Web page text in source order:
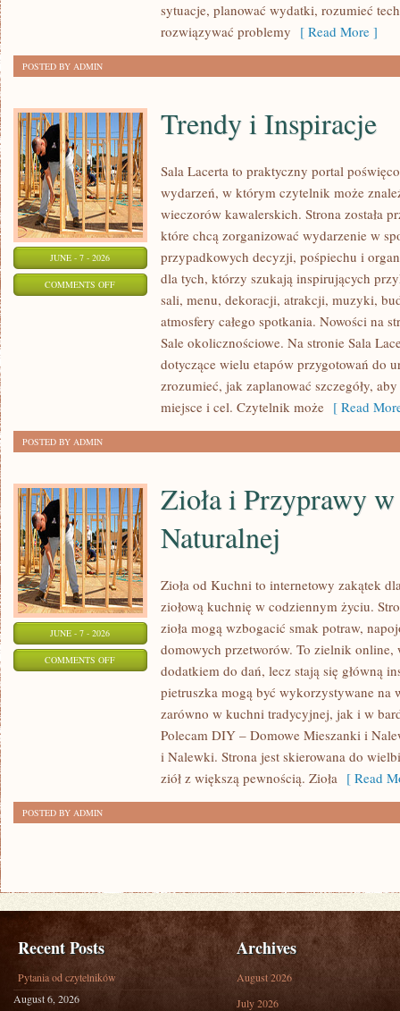
sytuacje, planować wydatki, rozumieć
rozwiązywać problemy [ Read More ]
POSTED BY ADMIN
JUNE - 7 - 2026
COMMENTS OFFON
INSPIRACJE
Trendy i Inspiracje
Sala Lacerta to praktyczny portal
wydarzeń, w którym czytelnik może
wieczorów kawalerskich. Strona została
które chcą zorganizować wydarzenie w
przypadkowych decyzji, pośpiechu i
dla tych, którzy szukają inspirujących
sali, menu, dekoracji, atrakcji, muzyki,
atmosfery całego spotkania. Nowości na
Sale okolicznościowe. Na stronie Sala
dotyczące wielu etapów przygotowań do
zrozumieć, jak zaplanować szczegóły,
miejsce i cel. Czytelnik może [ Read
POSTED BY ADMIN
JUNE - 7 - 2026
COMMENTS OFFON
Zioła i Przyprawy
Naturalnej
Zioła od Kuchni to internetowy zakątek
ziołową kuchnię w codziennym życiu.
zioła mogą wzbogacić smak potraw,
domowych przetworów. To zielnik online,
dodatkiem do dań, lecz stają się główną
pietruszka mogą być wykorzystywane na
zarówno w kuchni tradycyjnej, jak i w
Polecam DIY – Domowe Mieszanki i
i Nalewki. Strona jest skierowana do
ziół z większą pewnością. Zioła [ Read
POSTED BY ADMIN
Recent Posts
Pytania od czytelników
August 6, 2026
Archives
August 2026
July 2026